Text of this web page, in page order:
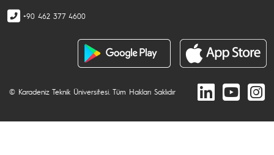
+90 462 377 4600
© Karadeniz Teknik Üniversitesi. Tüm Hakları Saklıdır